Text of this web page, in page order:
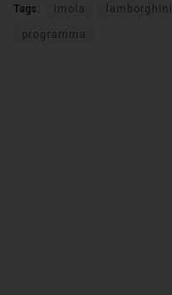
Tags: imola lamborghini
programma